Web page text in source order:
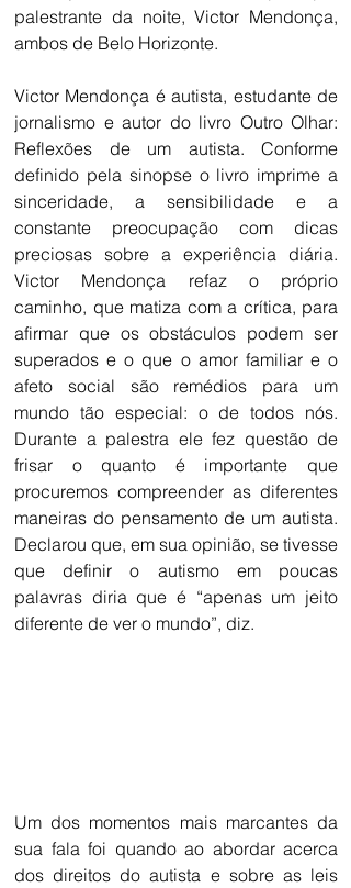
palestrante da noite, Victor Mendonça,
ambos de Belo Horizonte.
Victor Mendonça é autista, estudante de
jornalismo e autor do livro Outro Olhar:
Reflexões de um autista. Conforme
definido pela sinopse o livro imprime a
sinceridade, a sensibilidade e a
constante preocupação com dicas
preciosas sobre a experiência diária.
Victor Mendonça refaz o próprio
caminho, que matiza com a crítica, para
afirmar que os obstáculos podem ser
superados e o que o amor familiar e o
afeto social são remédios para um
mundo tão especial: o de todos nós.
Durante a palestra ele fez questão de
frisar o quanto é importante que
procuremos compreender as diferentes
maneiras do pensamento de um autista.
Declarou que, em sua opinião, se tivesse
que definir o autismo em poucas
palavras diria que é “apenas um jeito
diferente de ver o mundo”, diz.
Um dos momentos mais marcantes da
sua fala foi quando ao abordar acerca
dos direitos do autista e sobre as leis